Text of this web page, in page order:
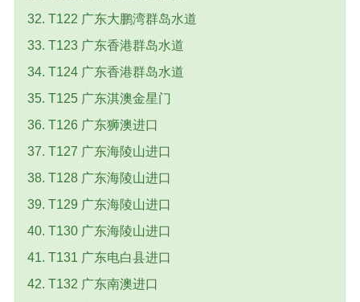
32. T122 广东大鹏湾群岛水道
33. T123 广东香港群岛水道
34. T124 广东香港群岛水道
35. T125 广东淇澳金星门
36. T126 广东狮澳进口
37. T127 广东海陵山进口
38. T128 广东海陵山进口
39. T129 广东海陵山进口
40. T130 广东海陵山进口
41. T131 广东电白县进口
42. T132 广东南澳进口